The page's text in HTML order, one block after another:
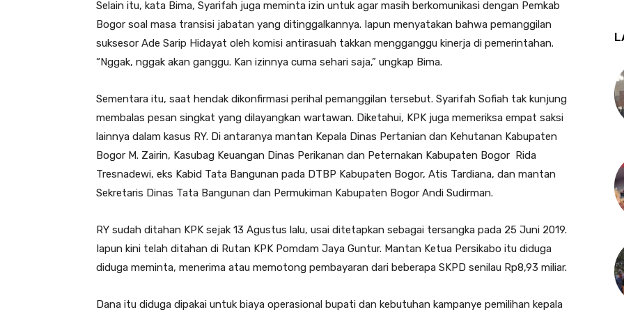
Selain itu, kata Bima, Syarifah juga meminta izin untuk agar masih berkomunikasi dengan Pemkab
Bogor soal masa transisi jabatan yang ditinggalkannya. Iapun menyatakan bahwa pemanggilan
suksesor Ade Sarip Hidayat oleh komisi antirasuah takkan mengganggu kinerja di pemerintahan.
“Nggak, nggak akan ganggu. Kan izinnya cuma sehari saja,” ungkap Bima.
Sementara itu, saat hendak dikonfirmasi perihal pemanggilan tersebut. Syarifah Sofiah tak kunjung
membalas pesan singkat yang dilayangkan wartawan. Diketahui, KPK juga memeriksa empat saksi
lainnya dalam kasus RY. Di antaranya mantan Kepala Dinas Pertanian dan Kehutanan Kabupaten
Bogor M. Zairin, Kasubag Keuangan Dinas Perikanan dan Peternakan Kabupaten Bogor Rida
Tresnadewi, eks Kabid Tata Bangunan pada DTBP Kabupaten Bogor, Atis Tardiana, dan mantan
Sekretaris Dinas Tata Bangunan dan Permukiman Kabupaten Bogor Andi Sudirman.
RY sudah ditahan KPK sejak 13 Agustus lalu, usai ditetapkan sebagai tersangka pada 25 Juni 2019.
Iapun kini telah ditahan di Rutan KPK Pomdam Jaya Guntur. Mantan Ketua Persikabo itu diduga
diduga meminta, menerima atau memotong pembayaran dari beberapa SKPD senilau Rp8,93 miliar.
Dana itu diduga dipakai untuk biaya operasional bupati dan kebutuhan kampanye pemilihan kepala